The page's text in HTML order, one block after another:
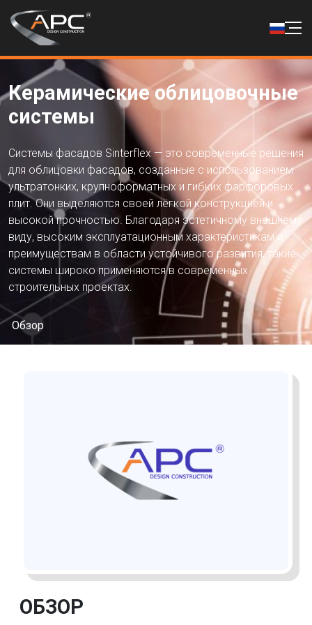
Керамические облицовочные
системы
Системы фасадов Sinterflex — это современные решения
для облицовки фасадов, созданные с использованием
ультратонких, крупноформатных и гибких фарфоровых
плит. Они выделяются своей лёгкой конструкцией и
высокой прочностью. Благодаря эстетичному внешнему
виду, высоким эксплуатационным характеристикам и
преимуществам в области устойчивого развития, такие
системы широко применяются в современных
строительных проектах.
Обзор
ОБЗОР